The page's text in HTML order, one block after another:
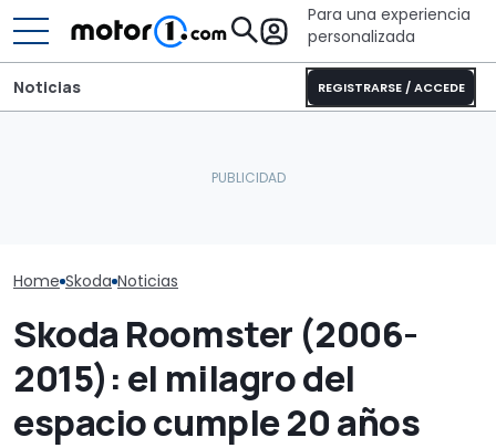
Para una experiencia
personalizada
REGISTRARSE / ACCEDE
Noticias
Home Skoda Noticias
Skoda Roomster (2006-
2015): el milagro del
espacio cumple 20 años